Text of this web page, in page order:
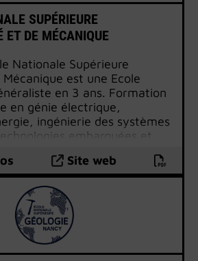
SUPÉRIEURE
ET DE MÉCANIQUE
Nationale Supérieure
est une Ecole
en 3 ans. Formation
en génie électrique,
ingénierie des systèmes
embarquées et
Site web